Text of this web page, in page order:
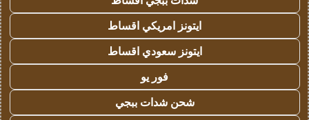
ايتونز امريكي اقساط
ايتونز سعودي اقساط
فور يو
شحن شدات ببجي